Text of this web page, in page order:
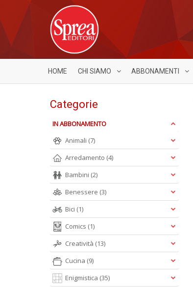
HOME CHI SIAMO ABBONAMENTI
Categorie
IN ABBONAMENTO
Animali (7)
Arredamento (4)
Bambini (2)
Benessere (3)
Bici (1)
Comics (1)
Creatività (13)
Cucina (9)
Enigmistica (35)